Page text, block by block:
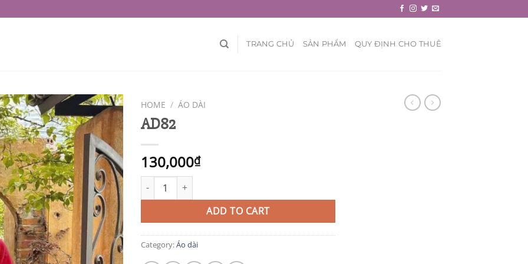
TRANG CHỦ SẢN PHẨM QUY ĐỊNH CHO THUÊ
HOME / ÁO DÀI
AD82
130,000₫
AD82 quantity
ADD TO CART
Category:Áo dài